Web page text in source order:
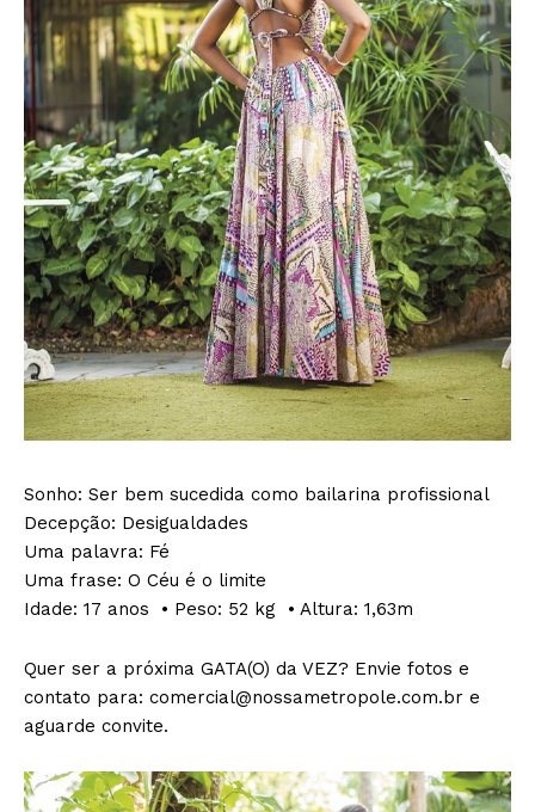
Sonho: Ser bem sucedida como bailarina profissional
Decepção: Desigualdades
Uma palavra: Fé
Uma frase: O Céu é o limite
Idade: 17 anos • Peso: 52 kg • Altura: 1,63m
Quer ser a próxima GATA(O) da VEZ? Envie fotos e
contato para: comercial@nossametropole.com.br e
aguarde convite.